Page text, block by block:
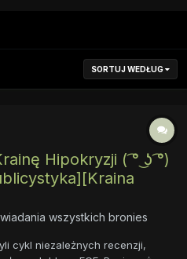
SORTUJ WEDŁUG
Hipokryzji ( ͡° ͜ʖ ͡°)
wszystkich bronies
cykl niezależnych recenzji,